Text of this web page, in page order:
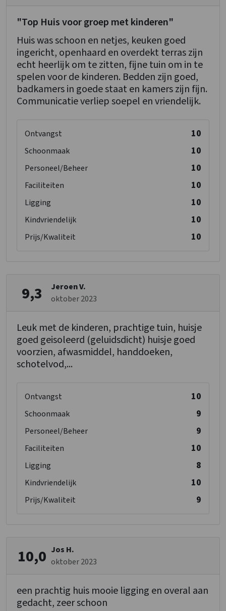
"Top Huis voor groep met kinderen"
Huis was schoon en netjes, keuken goed
ingericht, openhaard en overdekt terras zijn
echt heerlijk om te zitten, fijne tuin om in te
spelen voor de kinderen. Bedden zijn goed,
badkamers in goede staat en kamers zijn fijn.
Communicatie verliep soepel en vriendelijk.
Ontvangst 10
Schoonmaak 10
Personeel/Beheer 10
Faciliteiten 10
Ligging 10
Kindvriendelijk 10
Prijs/Kwaliteit 10
9,3
Jeroen V.
oktober 2023
Leuk met de kinderen, prachtige tuin, huisje
goed geisoleerd (geluidsdicht) huisje goed
voorzien, afwasmiddel, handdoeken,
schotelvod,...
Ontvangst 10
Schoonmaak 9
Personeel/Beheer 9
Faciliteiten 10
Ligging 8
Kindvriendelijk 10
Prijs/Kwaliteit 9
10,0 Jos H.
oktober 2023
een prachtig huis mooie ligging en overal aan
gedacht, zeer schoon